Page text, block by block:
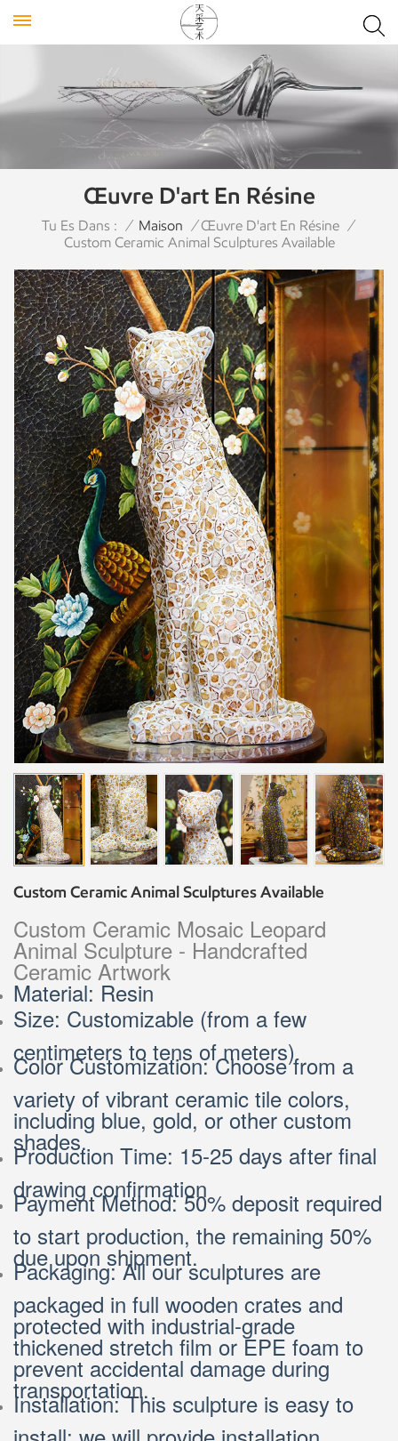
Œuvre D'art En Résine
Tu Es Dans : / Maison / Œuvre D'art En Résine /
Custom Ceramic Animal Sculptures Available
Custom Ceramic Animal Sculptures Available
Custom Ceramic Mosaic Leopard
Animal Sculpture - Handcrafted
Ceramic Artwork
Material: Resin
Size: Customizable (from a few
centimeters to tens of meters)
Color Customization: Choose from a
variety of vibrant ceramic tile colors,
including blue, gold, or other custom
shades.
Production Time: 15-25 days after final
drawing confirmation
Payment Method: 50% deposit required
to start production, the remaining 50%
due upon shipment.
Packaging: All our sculptures are
packaged in full wooden crates and
protected with industrial-grade
thickened stretch film or EPE foam to
prevent accidental damage during
transportation.
Installation: This sculpture is easy to
install; we will provide installation